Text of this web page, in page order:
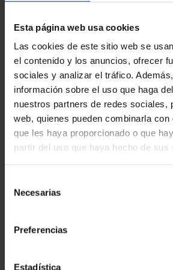
Esta página web usa cookies
Las cookies de este sitio web se
el contenido y los anuncios, ofrecer
sociales y analizar el tráfico.
información sobre el uso que haga
nuestros partners de redes sociales,
web, quienes pueden combinarla con
que les haya proporcionado o que
partir del uso que haya hecho de sus
Necesarias
Preferencias
Estadística
Régularisation extraordinaire
exigences, dates, qui peut la
comment s’y préparer
Lire la suite "
martinez-admin27 janvier 2026
Déclaration d'impôt sur le revenu
Déclarations d’impôt sur le
qui peut arriver et quand
doit payer des intérêts
Lire la suite "
Cryptomonnaies
déclarer et éviter les problèmes